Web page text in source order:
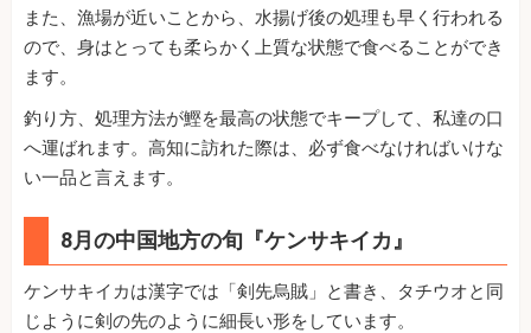
また、漁場が近いことから、水揚げ後の処理も早く行われる
ので、身はとっても柔らかく上質な状態で食べることができ
ます。
釣り方、処理方法が鰹を最高の状態でキープして、私達の口
へ運ばれます。高知に訪れた際は、必ず食べなければいけな
い一品と言えます。
8月の中国地方の旬『ケンサキイカ』
ケンサキイカは漢字では「剣先烏賊」と書き、タチウオと同
じように剣の先のように細長い形をしています。